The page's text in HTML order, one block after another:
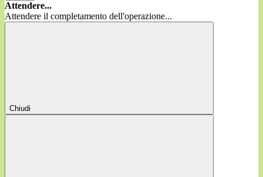
Attendere...
Attendere il completamento dell'operazione...
Chiudi